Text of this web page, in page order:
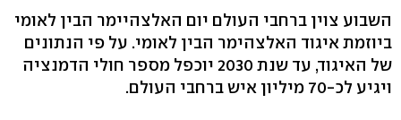
השבוע צוין ברחבי העולם יום האלצהיימר הבין לאומי
ביוזמת איגוד האלצהימר הבין לאומי. על פי הנתונים
של האיגוד, עד שנת 2030 יוכפל מספר חולי הדמנציה
ויגיע לכ-70 מיליון איש ברחבי העולם.